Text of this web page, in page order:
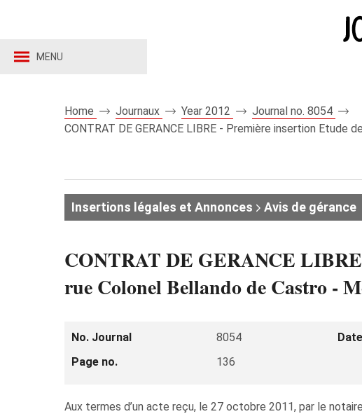
MENU
Home Journaux Year 2012
Journal no. 8054
CONTRAT DE GERANCE LIBRE - Première insertion Etude
Insertions légales et Annonces Avis de gérance
CONTRAT DE GERANCE
rue Colonel Bellando de Castro -
No. Journal 8054
Page no.
136
Aux termes d’un acte reçu, le 27 octobre 2011, par le